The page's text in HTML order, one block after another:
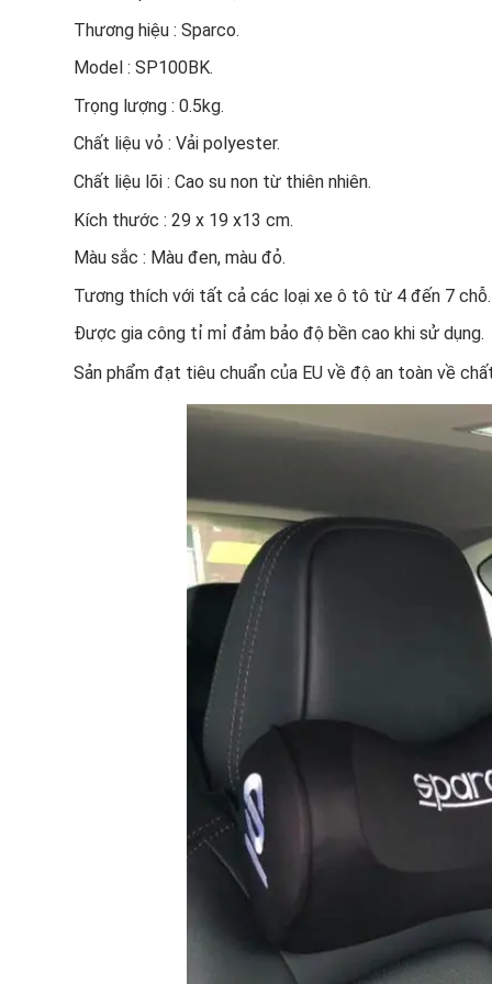
Thương hiệu : Sparco.
Model : SP100BK.
Trọng lượng : 0.5kg.
Chất liệu vỏ : Vải polyester.
Chất liệu lõi : Cao su non từ thiên nhiên.
Kích thước : 29 x 19 x13 cm.
Màu sắc : Màu đen, màu đỏ.
Tương thích với tất cả các loại xe ô tô từ 4 đến 7 chỗ.
Được gia công tỉ mỉ đảm bảo độ bền cao khi sử dụng.
Sản phẩm đạt tiêu chuẩn của EU về độ an toàn về